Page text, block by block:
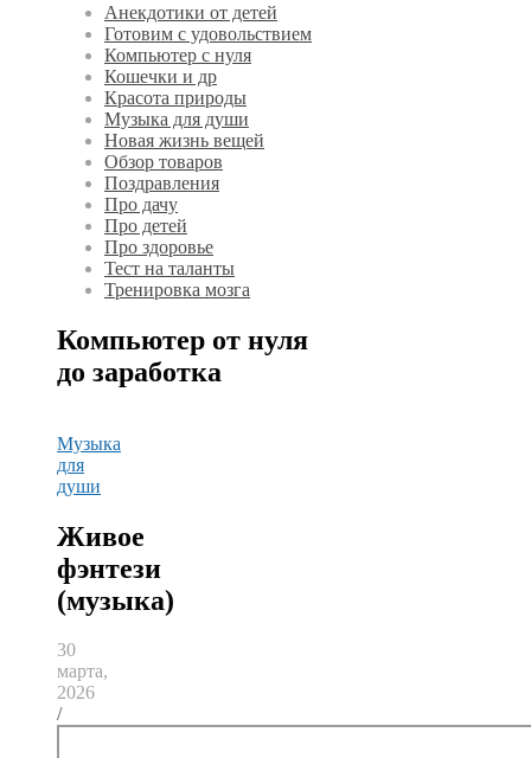
Анекдотики от детей
Готовим с удовольствием
Компьютер с нуля
Кошечки и др
Красота природы
Музыка для души
Новая жизнь вещей
Обзор товаров
Поздравления
Про дачу
Про детей
Про здоровье
Тест на таланты
Тренировка мозга
Компьютер от нуля
до заработка
Музыка
для
души
Живое
фэнтези
(музыка)
30
марта,
2026
/